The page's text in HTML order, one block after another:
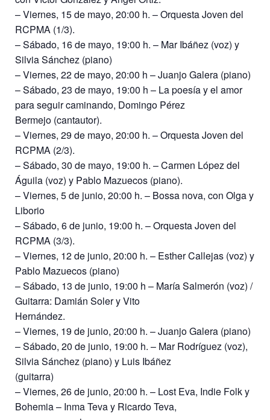
– Viernes, 15 de mayo, 20:00 h. – Orquesta Joven del
RCPMA (1/3).
– Sábado, 16 de mayo, 19:00 h. – Mar Ibáñez (voz) y
Silvia Sánchez (piano)
– Viernes, 22 de mayo, 20:00 h – Juanjo Galera (piano)
– Sábado, 23 de mayo, 19:00 h – La poesía y el amor
para seguir caminando, Domingo Pérez
Bermejo (cantautor).
– Viernes, 29 de mayo, 20:00 h. – Orquesta Joven del
RCPMA (2/3).
– Sábado, 30 de mayo, 19:00 h. – Carmen López del
Águila (voz) y Pablo Mazuecos (piano).
– Viernes, 5 de junio, 20:00 h. – Bossa nova, con Olga y
Liborio
– Sábado, 6 de junio, 19:00 h. – Orquesta Joven del
RCPMA (3/3).
– Viernes, 12 de junio, 20:00 h. – Esther Callejas (voz) y
Pablo Mazuecos (piano)
– Sábado, 13 de junio, 19:00 h – María Salmerón (voz) /
Guitarra: Damián Soler y Vito
Hernández.
– Viernes, 19 de junio, 20:00 h. – Juanjo Galera (piano)
– Sábado, 20 de junio, 19:00 h. – Mar Rodríguez (voz),
Silvia Sánchez (piano) y Luis Ibáñez
(guitarra)
– Viernes, 26 de junio, 20:00 h. – Lost Eva, Indie Folk y
Bohemia – Inma Teva y Ricardo Teva,